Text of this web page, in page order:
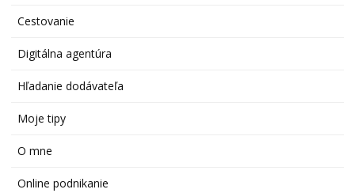
Cestovanie
Digitálna agentúra
Hľadanie dodávateľa
Moje tipy
O mne
Online podnikanie